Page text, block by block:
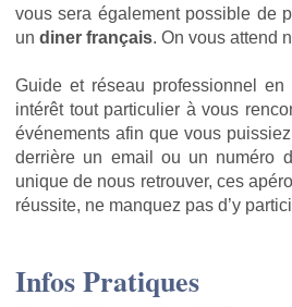
vous sera également possible de
un diner français. On vous attend
Guide et réseau professionnel
intérêt tout particulier à vous
événements afin que vous
derrière un email ou un numéro
unique de nous retrouver, ces
réussite, ne manquez pas d’y
Infos Pratiques